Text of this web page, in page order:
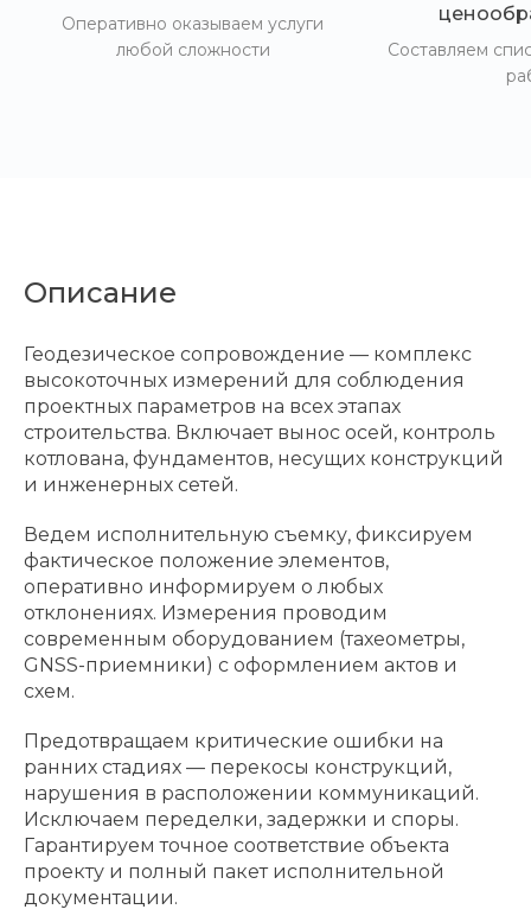
Оперативно оказываем услуги
любой сложности
Составляем
Описание
Геодезическое сопровождение — комплекс
высокоточных измерений для соблюдения
проектных параметров на всех этапах
строительства. Включает вынос осей, контроль
котлована, фундаментов, несущих конструкций
и инженерных сетей.
Ведем исполнительную съемку, фиксируем
фактическое положение элементов,
оперативно информируем о любых
отклонениях. Измерения проводим
современным оборудованием (тахеометры,
GNSS-приемники) с оформлением актов и
схем.
Предотвращаем критические ошибки на
ранних стадиях — перекосы конструкций,
нарушения в расположении коммуникаций.
Исключаем переделки, задержки и споры.
Гарантируем точное соответствие объекта
проекту и полный пакет исполнительной
документации.